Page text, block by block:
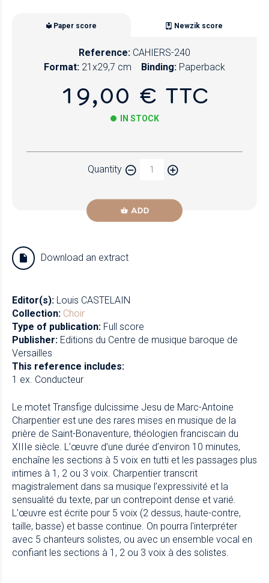
Paper score Newzik score
Reference: CAHIERS-240
Format: 21x29,7 cm Binding: Paperback
19,00 € TTC
IN STOCK
Quantity
ADD
Download an extract
Editor(s): Louis CASTELAIN
Collection: Choir
Type of publication: Full score
Publisher: Editions du Centre de musique baroque de
Versailles
This reference includes:
1 ex. Conducteur
Le motet Transfige dulcissime Jesu de Marc-Antoine
Charpentier est une des rares mises en musique de la
prière de Saint-Bonaventure, théologien franciscain du
XIIIe siècle. L’œuvre d’une durée d’environ 10 minutes,
enchaîne les sections à 5 voix en tutti et les passages plus
intimes à 1, 2 ou 3 voix. Charpentier transcrit
magistralement dans sa musique l’expressivité et la
sensualité du texte, par un contrepoint dense et varié.
L’œuvre est écrite pour 5 voix (2 dessus, haute-contre,
taille, basse) et basse continue. On pourra l'interpréter
avec 5 chanteurs solistes, ou avec un ensemble vocal en
confiant les sections à 1, 2 ou 3 voix à des solistes.